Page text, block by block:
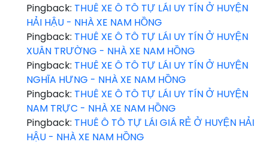
Pingback: THUÊ XE Ô TÔ TỰ LÁI UY TÍN Ở HUYỆN
HẢI HẬU - NHÀ XE NAM HỒNG
Pingback: THUÊ XE Ô TÔ TỰ LÁI UY TÍN Ở HUYỆN
XUÂN TRƯỜNG - NHÀ XE NAM HỒNG
Pingback: THUÊ XE Ô TÔ TỰ LÁI UY TÍN Ở HUYỆN
NGHĨA HƯNG - NHÀ XE NAM HỒNG
Pingback: THUÊ XE Ô TÔ TỰ LÁI UY TÍN Ở HUYỆN
NAM TRỰC - NHÀ XE NAM HỒNG
Pingback: THUÊ Ô TÔ TỰ LÁI GIÁ RẺ Ở HUYỆN HẢI
HẬU - NHÀ XE NAM HỒNG